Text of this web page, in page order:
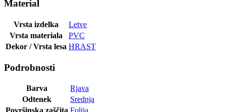
Material
Vrsta izdelka
Letve
Vrsta materiala
PVC
Dekor / Vrsta lesa HRAST
Podrobnosti
Barva
Rjava
Odtenek
Srednja